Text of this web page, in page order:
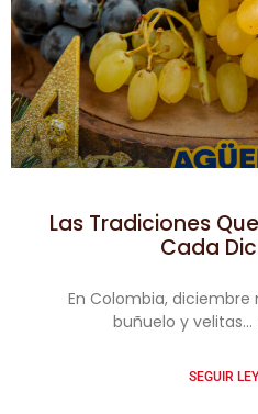
Las Tradiciones
Cada
En Colombia, diciembre
buñuelo y
SEGUIR